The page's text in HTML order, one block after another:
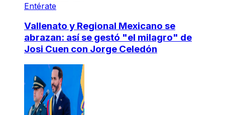
Entérate
Vallenato y Regional Mexicano se
abrazan: así se gestó "el milagro" de
Josi Cuen con Jorge Celedón